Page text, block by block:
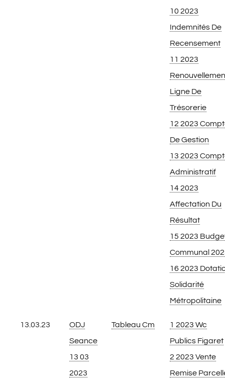
10 2023
Indemnités De
Recensement
11 2023
Ligne De
Trésorerie
12 2023
De Gestion
13 2023
Administratif
14 2023
Affectation Du
Résultat
15 2023
Communal
16 2023
Solidarité
Métropolitaine
13.03.23
ODJ
Seance
13 03
2023
Tableau Cm
1 2023 Wc
Publics Figaret
2 2023 Vente
Remise